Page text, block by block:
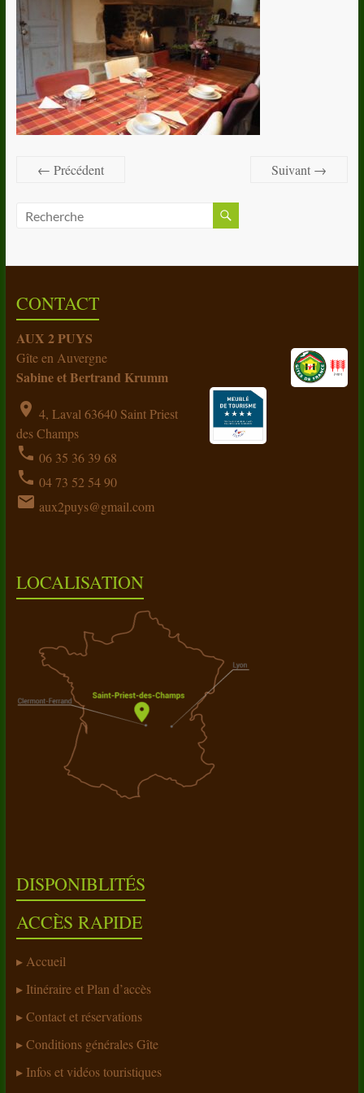
← Précédent Suivant →
CONTACT
AUX 2 PUYS
Gîte en Auvergne
Sabine et Bertrand Krumm
location_on 4, Laval 63640 Saint Priest
des Champs
phone 06 35 36 39 68
phone 04 73 52 54 90
email aux2puys@gmail.com
LOCALISATION
DISPONIBLITÉS
ACCÈS RAPIDE
Accueil
Itinéraire et Plan d’accès
Contact et réservations
Conditions générales Gîte
Infos et vidéos touristiques